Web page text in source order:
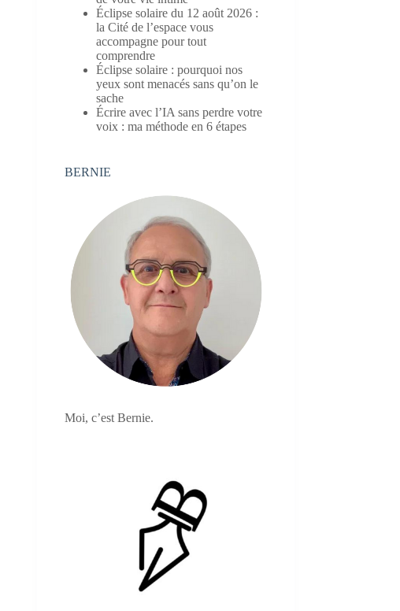
Éclipse solaire du 12 août 2026 :
la Cité de l’espace vous
accompagne pour tout
comprendre
Éclipse solaire : pourquoi nos
yeux sont menacés sans qu’on le
sache
Écrire avec l’IA sans perdre votre
voix : ma méthode en 6 étapes
BERNIE
Moi, c’est Bernie.